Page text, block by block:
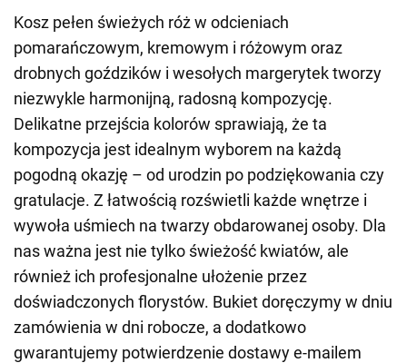
Kosz pełen świeżych róż w odcieniach
pomarańczowym, kremowym i różowym oraz
drobnych goździków i wesołych margerytek tworzy
niezwykle harmonijną, radosną kompozycję.
Delikatne przejścia kolorów sprawiają, że ta
kompozycja jest idealnym wyborem na każdą
pogodną okazję – od urodzin po podziękowania czy
gratulacje. Z łatwością rozświetli każde wnętrze i
wywoła uśmiech na twarzy obdarowanej osoby. Dla
nas ważna jest nie tylko świeżość kwiatów, ale
również ich profesjonalne ułożenie przez
doświadczonych florystów. Bukiet doręczymy w dniu
zamówienia w dni robocze, a dodatkowo
gwarantujemy potwierdzenie dostawy e-mailem